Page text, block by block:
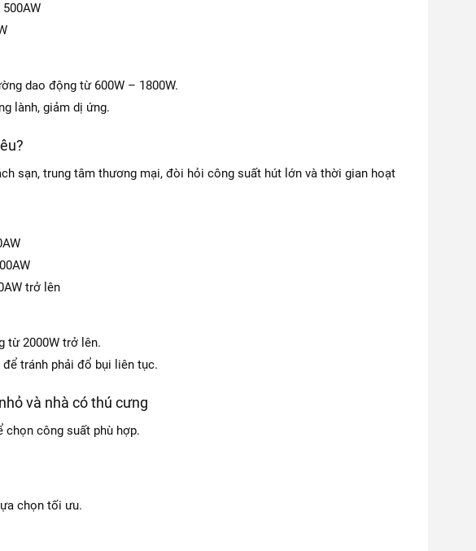
dao động từ 600W – 1800W.
lành, giảm dị ứng.
sạn, trung tâm thương mại, đòi hỏi công suất hút lớn và thời gian hoạt
trở lên
từ 2000W trở lên.
tránh phải đổ bụi liên tục.
và nhà có thú cưng
chọn công suất phù hợp.
chọn tối ưu.